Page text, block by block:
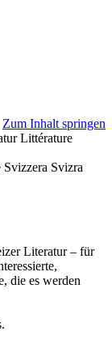
Zum Inhalt springen
Littérature
Svizzera Svizra
Literatur – für
die es werden